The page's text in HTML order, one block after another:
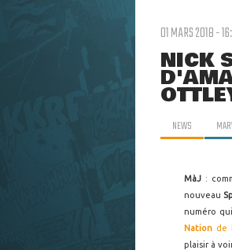
01 MARS 2018 -
NICK
NEWS
MàJ :
nouveau
numéro
Nation de
plaisir à